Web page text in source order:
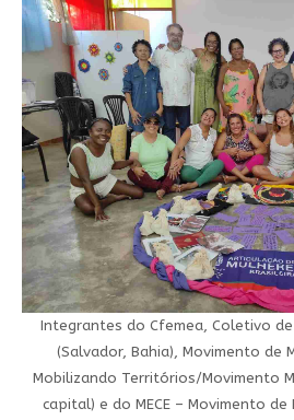
Integrantes do Cfemea, Coletivo
(Salvador, Bahia), Movimento de
Mobilizando Territórios/Movimento
capital) e do MECE – Movimento de